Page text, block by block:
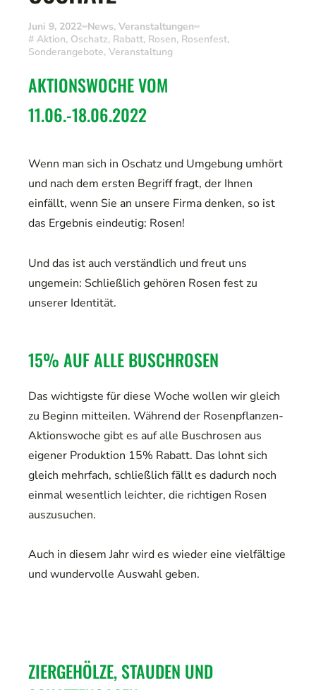
Juni 9, 2022 News, Veranstaltungen
# Aktion, Oschatz, Rabatt, Rosen, Rosenfest,
Sonderangebote, Veranstaltung
AKTIONSWOCHE VOM
11.06.-18.06.2022
Wenn man sich in Oschatz und Umgebung umhört
und nach dem ersten Begriff fragt, der Ihnen
einfällt, wenn Sie an unsere Firma denken, so ist
das Ergebnis eindeutig: Rosen!
Und das ist auch verständlich und freut uns
ungemein: Schließlich gehören Rosen fest zu
unserer Identität.
15% AUF ALLE BUSCHROSEN
Das wichtigste für diese Woche wollen wir gleich
zu Beginn mitteilen. Während der Rosenpflanzen-
Aktionswoche gibt es auf alle Buschrosen aus
eigener Produktion 15% Rabatt. Das lohnt sich
gleich mehrfach, schließlich fällt es dadurch noch
einmal wesentlich leichter, die richtigen Rosen
auszusuchen.
Auch in diesem Jahr wird es wieder eine vielfältige
und wundervolle Auswahl geben.
ZIERGEHÖLZE, STAUDEN UND